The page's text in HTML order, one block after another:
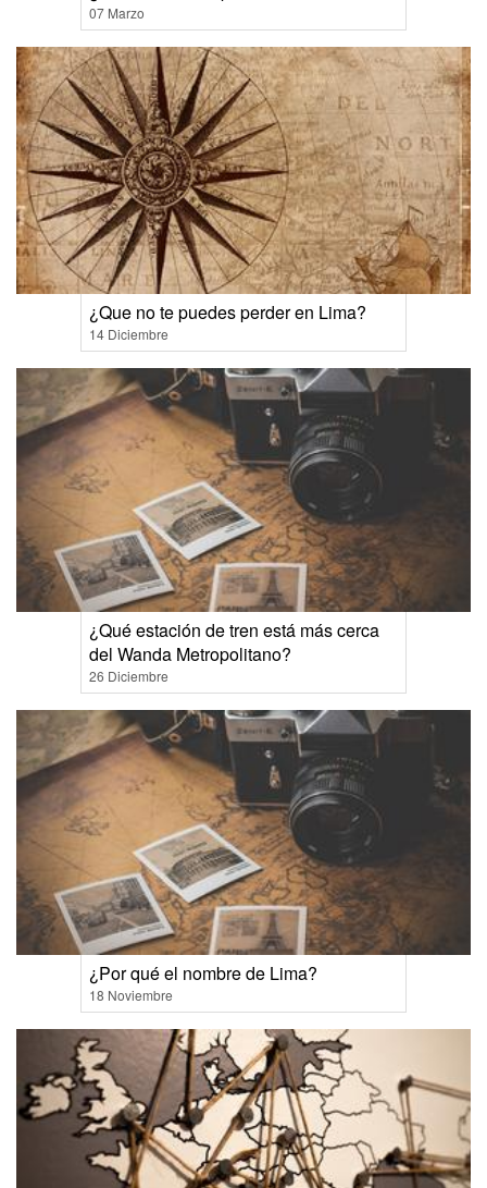
07 Marzo
¿Que no te puedes perder en Lima?
14 Diciembre
¿Qué estación de tren está más cerca
del Wanda Metropolitano?
26 Diciembre
¿Por qué el nombre de Lima?
18 Noviembre